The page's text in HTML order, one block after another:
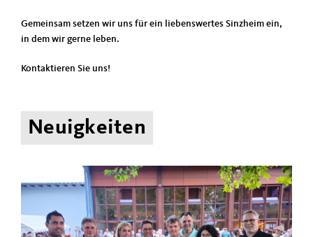
Gemeinsam setzen wir uns für ein liebenswertes Sinzheim ein,
in dem wir gerne leben.
Kontaktieren Sie uns!
Neuigkeiten